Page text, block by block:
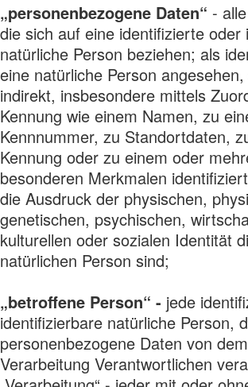
„personenbezogene Daten“ -
die sich auf eine identifizierte oder
natürliche Person beziehen; als
eine natürliche Person
indirekt, insbesondere mittels
Kennung wie einem Namen, zu
Kennnummer, zu Standortdaten,
Kennung oder zu einem oder
besonderen Merkmalen
die Ausdruck der physischen,
genetischen, psychischen,
kulturellen oder sozialen Identität
natürlichen Person sind;
„betroffene Person“ - jede
identifizierbare natürliche Person,
personenbezogene Daten von
Verarbeitung Verantwortlichen